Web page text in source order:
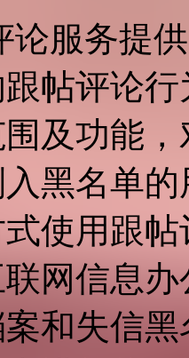
论服务提
帖评论
及功能
黑名单
使用跟
网信息
和失信